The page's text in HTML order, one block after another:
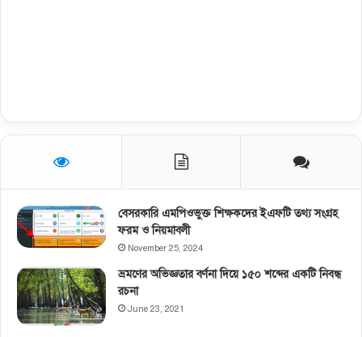
বেসরকারি এমপিওভুক্ত শিক্ষকদের ইএফটি তথ্য সংগ্রহ
ফরম ও নিয়মাবলী
November 25, 2024
ভ্রমণের অভিজ্ঞতার বর্ণনা দিয়ে ১৫০ শব্দের একটি নিবন্ধ
রচনা
June 23, 2021